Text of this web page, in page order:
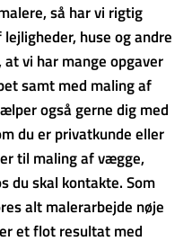
så har vi rigtig
huse og andre
vi har mange opgaver
samt med maling af
også gerne dig med
du er privatkunde eller
til maling af vægge,
skal kontakte. Som
alt malerarbejde nøje
et flot resultat med